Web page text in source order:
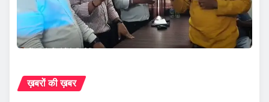
ख़बरों की ख़बर